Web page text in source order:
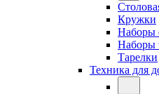
Кружки
Наборы
Наборы
Тарелки
Техника для